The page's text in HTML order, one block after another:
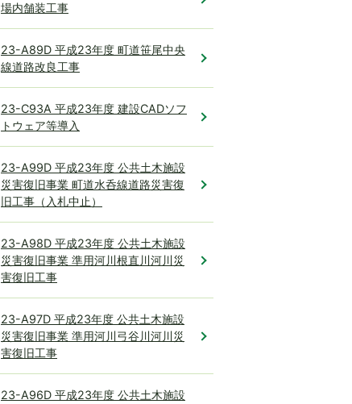
場内舗装工事
23-A89D 平成23年度 町道笹尾中央
線道路改良工事
23-C93A 平成23年度 建設CADソフ
トウェア等導入
23-A99D 平成23年度 公共土木施設
災害復旧事業 町道水呑線道路災害復
旧工事（入札中止）
23-A98D 平成23年度 公共土木施設
災害復旧事業 準用河川根直川河川災
害復旧工事
23-A97D 平成23年度 公共土木施設
災害復旧事業 準用河川弓谷川河川災
害復旧工事
23-A96D 平成23年度 公共土木施設